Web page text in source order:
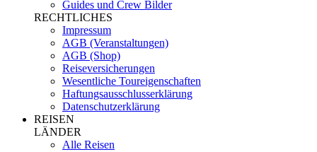
Guides und Crew Bilder
RECHTLICHES
Impressum
AGB (Veranstaltungen)
AGB (Shop)
Reiseversicherungen
Wesentliche Toureigenschaften
Haftungsausschlusserklärung
Datenschutzerklärung
REISEN
LÄNDER
Alle Reisen